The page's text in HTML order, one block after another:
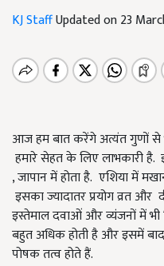
KJ StaffUpdated on 23
आज हम बात करेंगे अत्यंत गुणों से
हमारे सेहत के लिए लाभकारी है.
, जापान में होता है. एशिया में
इसका ज्यादातर प्रयोग व्रत और
इस्तेमाल दवाओं और व्यंजनों में भी
बहुत अधिक होती है और इसमें
पोषक तत्व होते हैं.